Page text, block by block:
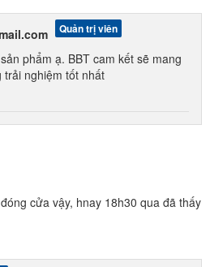
từ khách hàng:
Quản trị viên
phẩm ạ. BBT cam kết sẽ mang
nghiệm tốt nhất
cửa vậy, hnay 18h30 qua đã thấy